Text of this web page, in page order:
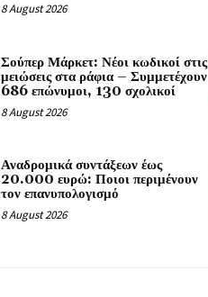
8 August 2026
Σούπερ Μάρκετ: Νέοι κωδικοί στις
μειώσεις στα ράφια – Συμμετέχουν
686 επώνυμοι, 130 σχολικοί
8 August 2026
Αναδρομικά συντάξεων έως
20.000 ευρώ: Ποιοι περιμένουν
τον επανυπολογισμό
8 August 2026